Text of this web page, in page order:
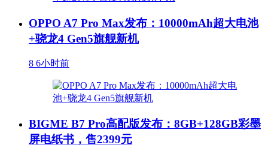
OPPO A7 Pro Max发布：10000mAh超大电池
+骁龙4 Gen5旗舰新机
8 6小时前
BIGME B7 Pro高配版发布：8GB+128GB彩墨
屏电纸书，售2399元